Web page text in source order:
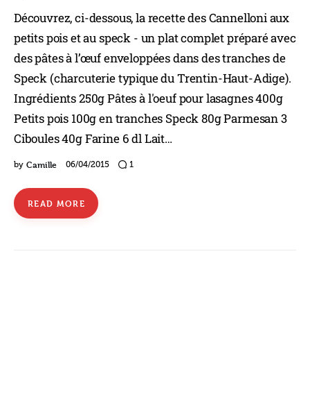
Découvrez, ci-dessous, la recette des Cannelloni aux
petits pois et au speck - un plat complet préparé avec
des pâtes à l’œuf enveloppées dans des tranches de
Speck (charcuterie typique du Trentin-Haut-Adige).
Ingrédients 250g Pâtes à l'oeuf pour lasagnes 400g
Petits pois 100g en tranches Speck 80g Parmesan 3
Ciboules 40g Farine 6 dl Lait…
by Camille 06/04/2015 1
READ MORE